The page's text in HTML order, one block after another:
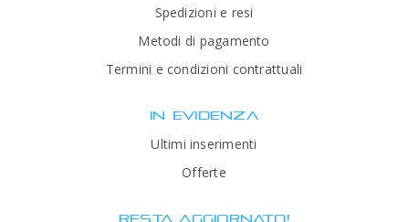
Spedizioni e resi
Metodi di pagamento
Termini e condizioni contrattuali
IN EVIDENZA
Ultimi inserimenti
Offerte
RESTA AGGIORNATO!